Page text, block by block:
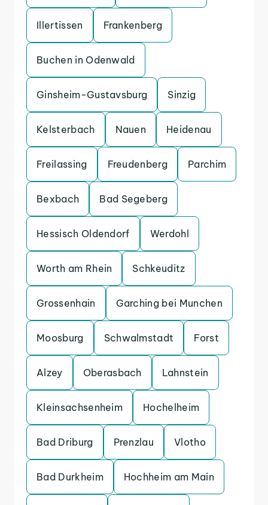
Illertissen Frankenberg
Buchen in Odenwald
Ginsheim-Gustavsburg Sinzig
Kelsterbach Nauen Heidenau
Freilassing Freudenberg Parchim
Bexbach Bad Segeberg
Hessisch Oldendorf Werdohl
Worth am Rhein Schkeuditz
Grossenhain Garching bei Munchen
Moosburg Schwalmstadt Forst
Alzey Oberasbach Lahnstein
Kleinsachsenheim Hochelheim
Bad Driburg Prenzlau Vlotho
Bad Durkheim Hochheim am Main